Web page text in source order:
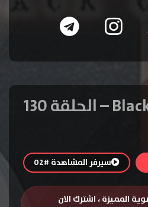
سيرفر المشاهدة #02
المميزة ، اشترك الان